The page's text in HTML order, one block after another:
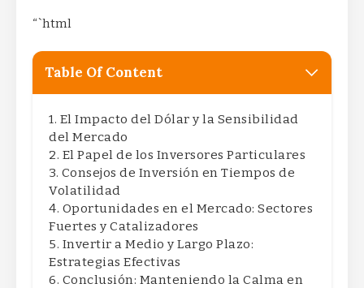
“`html
Table Of Content
El Impacto del Dólar y la Sensibilidad
del Mercado
El Papel de los Inversores Particulares
Consejos de Inversión en Tiempos de
Volatilidad
Oportunidades en el Mercado: Sectores
Fuertes y Catalizadores
Invertir a Medio y Largo Plazo:
Estrategias Efectivas
Conclusión: Manteniendo la Calma en